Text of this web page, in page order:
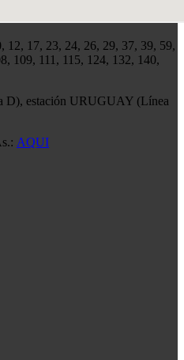
12, 17, 23, 24, 26, 29, 37, 39, 59,
109, 111, 115, 124, 132, 140,
D), estación URUGUAY (Línea
AQUI